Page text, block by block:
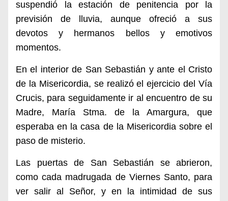
suspendió la estación de penitencia por la
previsión de lluvia, aunque ofreció a sus
devotos y hermanos bellos y emotivos
momentos.
En el interior de San Sebastián y ante el Cristo
de la Misericordia, se realizó el ejercicio del Vía
Crucis, para seguidamente ir al encuentro de su
Madre, María Stma. de la Amargura, que
esperaba en la casa de la Misericordia sobre el
paso de misterio.
Las puertas de San Sebastián se abrieron,
como cada madrugada de Viernes Santo, para
ver salir al Señor, y en la intimidad de sus